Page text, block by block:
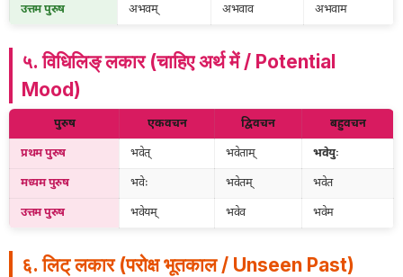
उत्तम पुरुष अभवम् अभवाव अभवाम
५. विधिलिङ् लकार (चाहिए अर्थ में / Potential
Mood)
पुरुष एकवचन द्विवचन बहुवचन
प्रथम पुरुष भवेत् भवेताम् भवेयुः
मध्यम पुरुष भवेः भवेतम् भवेत
उत्तम पुरुष भवेयम् भवेव भवेम
६. लिट् लकार (परोक्ष भूतकाल / Unseen Past)